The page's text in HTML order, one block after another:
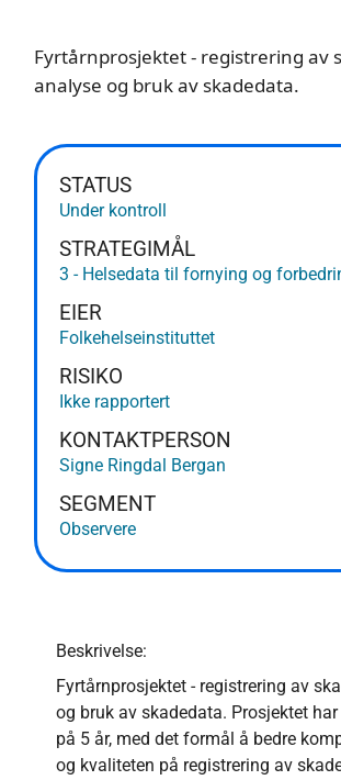
Fyrtårnprosjektet - registrering av
analyse og bruk av skadedata.
STATUS
Under kontroll
STRATEGIMÅL
3 - Helsedata til fornying og
EIER
Folkehelseinstituttet
RISIKO
Ikke rapportert
KONTAKTPERSON
Signe Ringdal Bergan
SEGMENT
Observere
Beskrivelse:
Fyrtårnprosjektet - registrering av
og bruk av skadedata. Prosjektet
på 5 år, med det formål å bedre
og kvaliteten på registrering av